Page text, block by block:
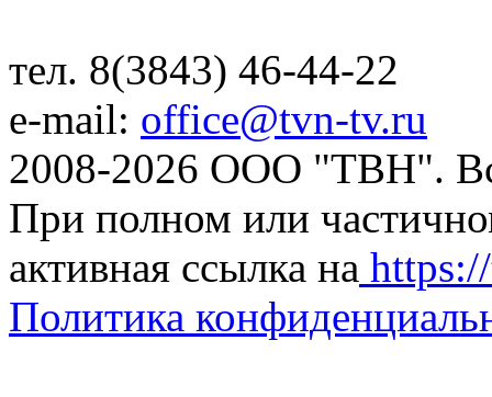
тел. 8(3843) 46-44-22
e-mail: office@tvn-tv.ru
2008-2026 ООО "ТВН".
При полном или
активная ссылка на
Политика